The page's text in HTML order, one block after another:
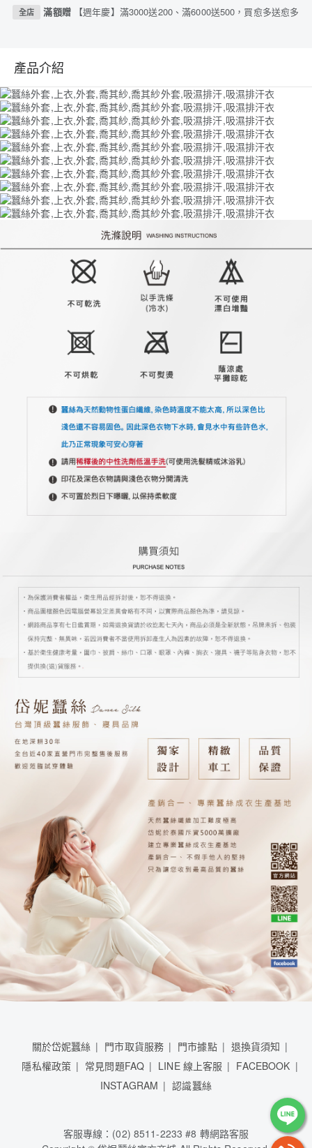
全店 滿額贈 【週年慶】滿3000送200、滿6000送500，買愈多送愈多
產品介紹
關於岱妮蠶絲 門市取貨服務 門市據點
退換貨須知
隱私權政策
常見問題FAQ LINE 線上客服
FACEBOOK
INSTAGRAM
認識蠶絲
客服專線：(02) 8511-2233 #8 轉網路客服